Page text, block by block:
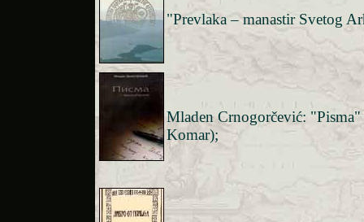
"Prevlaka – manastir Svetog
Mladen Crnogorčević:
Komar);